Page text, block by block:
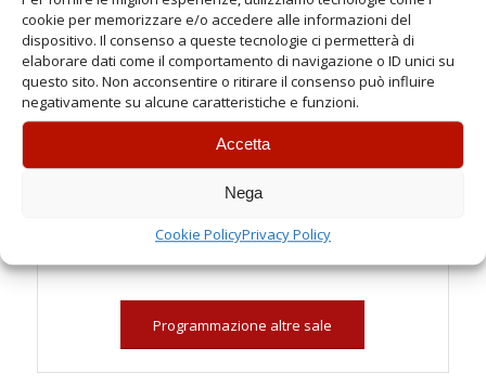
cookie per memorizzare e/o accedere alle informazioni del
dispositivo. Il consenso a queste tecnologie ci permetterà di
elaborare dati come il comportamento di navigazione o ID unici su
questo sito. Non acconsentire o ritirare il consenso può influire
negativamente su alcune caratteristiche e funzioni.
Accetta
Nega
Cookie PolicyPrivacy Policy
Festivi
Spettacoli:
16:00
18:30
Chiusura Settimanale
Martedì (solo feriali)
Astra e Star riposo
Programmazione altre sale